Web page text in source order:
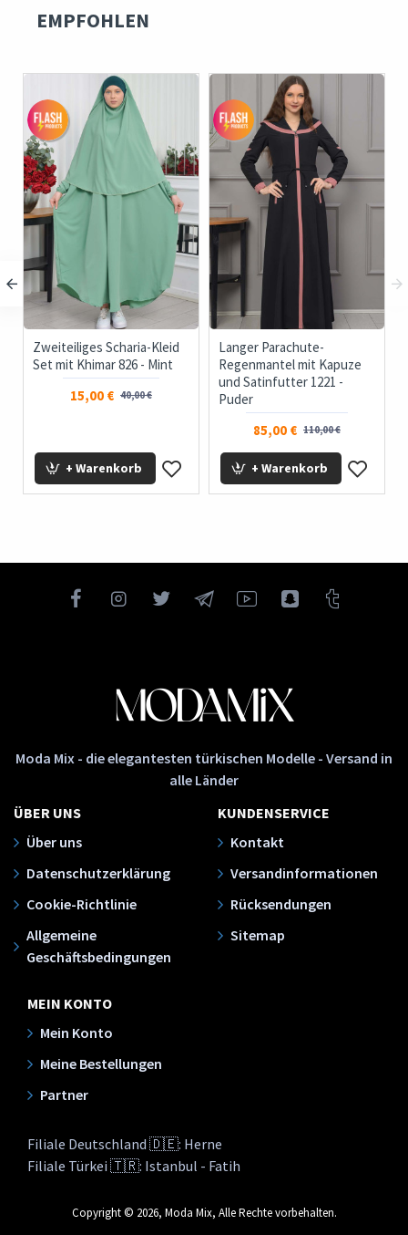
EMPFOHLEN
Zweiteiliges Scharia-Kleid
Set mit Khimar 826 - Mint
15,00 € 40,00 €
+ Warenkorb
Langer Parachute-
Regenmantel mit Kapuze
und Satinfutter 1221 -
Puder
85,00 € 110,00 €
+ Warenkorb
Moda Mix - die elegantesten türkischen Modelle - Versand in
alle Länder
ÜBER UNS
Über uns
Datenschutzerklärung
Cookie-Richtlinie
Allgemeine
Geschäftsbedingungen
KUNDENSERVICE
Kontakt
Versandinformationen
Rücksendungen
Sitemap
MEIN KONTO
Mein Konto
Meine Bestellungen
Partner
Filiale Deutschland 🇩🇪: Herne
Filiale Türkei 🇹🇷: Istanbul - Fatih
Copyright © 2026, Moda Mix, Alle Rechte vorbehalten.